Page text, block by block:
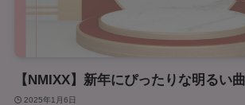
【NMIXX】新年にぴったりな明るい
2025年1月6日